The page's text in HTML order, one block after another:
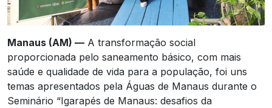
Manaus (AM) — A transformação social
proporcionada pelo saneamento básico, com mais
saúde e qualidade de vida para a população, foi uns
temas apresentados pela Águas de Manaus durante o
Seminário “Igarapés de Manaus: desafios da